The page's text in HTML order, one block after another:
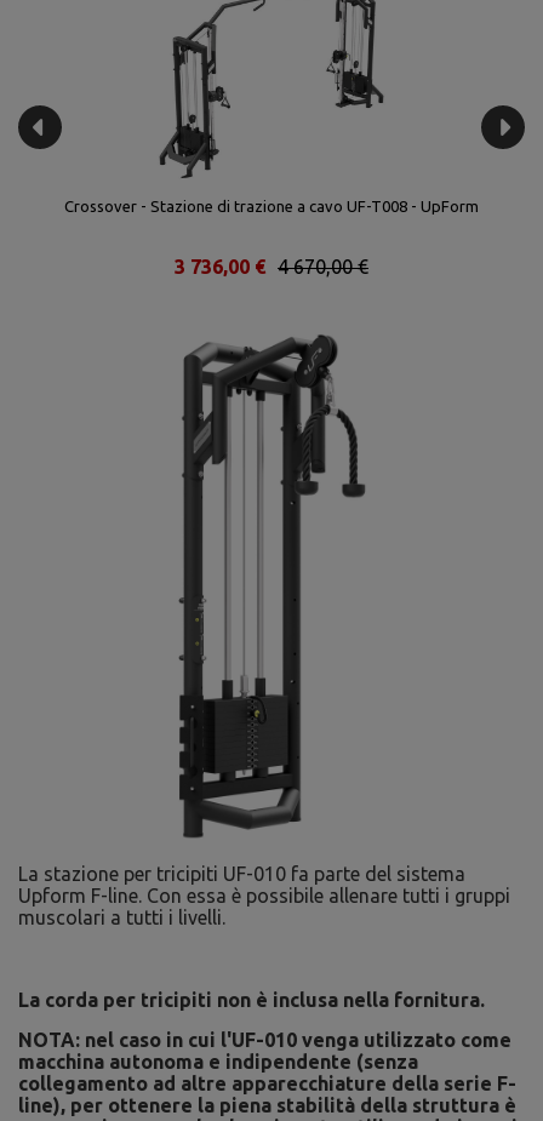
Crossover - Stazione di trazione a cavo UF-T008 - UpForm
4 670,00 €
3 736,00 €
La stazione per tricipiti UF-010 fa parte del sistema
Upform F-line. Con essa è possibile allenare tutti i gruppi
muscolari a tutti i livelli.
La corda per tricipiti non è inclusa nella fornitura.
NOTA: nel caso in cui l'UF-010 venga utilizzato come
macchina autonoma e indipendente (senza
collegamento ad altre apparecchiature della serie F-
line), per ottenere la piena stabilità della struttura è